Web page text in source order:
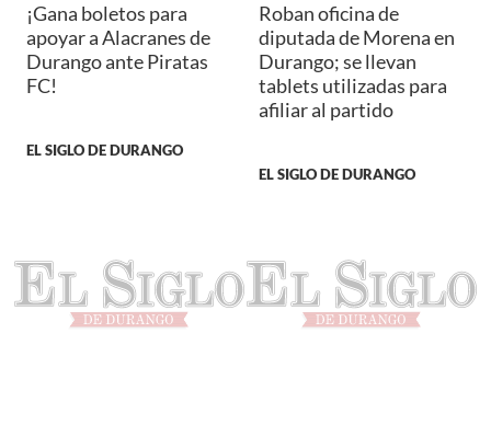
¡Gana boletos para
apoyar a Alacranes de
Durango ante Piratas
FC!
EL SIGLO DE DURANGO
Roban oficina de
diputada de Morena en
Durango; se llevan
tablets utilizadas para
afiliar al partido
EL SIGLO DE DURANGO